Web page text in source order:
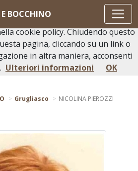
BOCCHINO
Torna indietro
Grugliasco NICOLINA PIEROZZI
terzi da questo utilizzati si
al funzionamento ed utili
cookie policy. Chiudendo questo
pagina, cliccando su un link o
in altra maniera, acconsenti
Ulteriori informazioni OK